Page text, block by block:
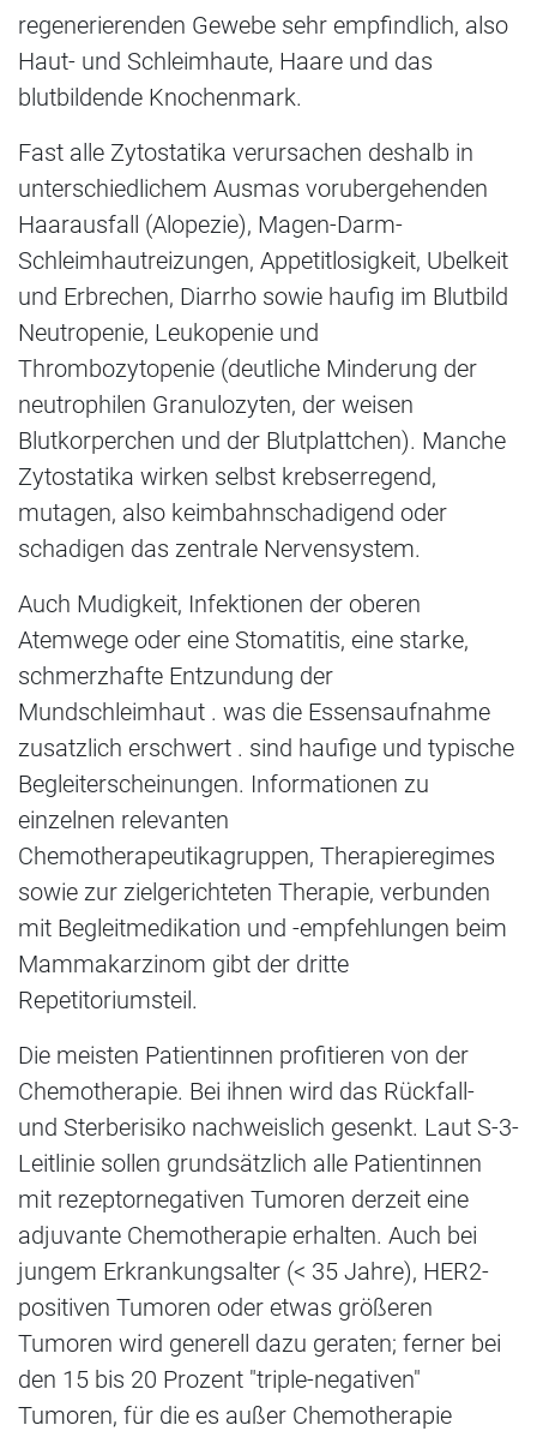
regenerierenden Gewebe sehr empfindlich, also
Haut- und Schleimhaute, Haare und das
blutbildende Knochenmark.
Fast alle Zytostatika verursachen deshalb in
unterschiedlichem Ausmas vorubergehenden
Haarausfall (Alopezie), Magen-Darm-
Schleimhautreizungen, Appetitlosigkeit, Ubelkeit
und Erbrechen, Diarrho sowie haufig im Blutbild
Neutropenie, Leukopenie und
Thrombozytopenie (deutliche Minderung der
neutrophilen Granulozyten, der weisen
Blutkorperchen und der Blutplattchen). Manche
Zytostatika wirken selbst krebserregend,
mutagen, also keimbahnschadigend oder
schadigen das zentrale Nervensystem.
Auch Mudigkeit, Infektionen der oberen
Atemwege oder eine Stomatitis, eine starke,
schmerzhafte Entzundung der
Mundschleimhaut . was die Essensaufnahme
zusatzlich erschwert . sind haufige und typische
Begleiterscheinungen. Informationen zu
einzelnen relevanten
Chemotherapeutikagruppen, Therapieregimes
sowie zur zielgerichteten Therapie, verbunden
mit Begleitmedikation und -empfehlungen beim
Mammakarzinom gibt der dritte
Repetitoriumsteil. 
Die meisten Patientinnen profitieren von der
Chemotherapie. Bei ihnen wird das Rückfall-
und Sterberisiko nachweislich gesenkt. Laut S-3-
Leitlinie sollen grundsätzlich alle Patientinnen
mit rezeptornegativen Tumoren derzeit eine
adjuvante Chemotherapie erhalten. Auch bei
jungem Erkrankungsalter (< 35 Jahre), HER2-
positiven Tumoren oder etwas größeren
Tumoren wird generell dazu geraten; ferner bei
den 15 bis 20 Prozent "triple-negativen"
Tumoren, für die es außer Chemotherapie